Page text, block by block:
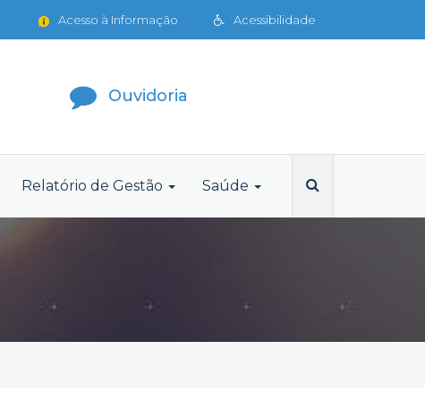
Acessibilidade
Acesso à Informação
Ouvidoria
Relatório de Gestão Saúde